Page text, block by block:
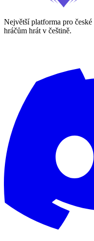
Největší platforma pro
hráčům hrát v češtině.